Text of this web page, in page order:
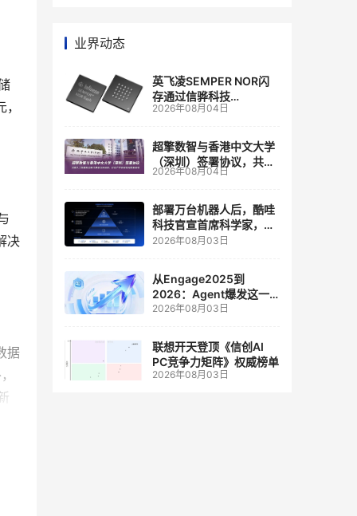
决
据
业界动态
英飞凌SEMPER NOR闪
存通过信骅科技
AST2700 BMC认证，全
管理
2026年08月04日
超擎数智与香港中文大学
（深圳）签署协议，共建
人工智能和边缘计算联合
2026年08月04日
部署万台机器人后，酷哇
科技官宣首席科学家，要
让世界模型交付生产力
2026年08月03日
从Engage2025到
2026：Agent爆发这一
年，AI CRM 走到哪了
2026年08月03日
联想开天登顶《信创AI
PC竞争力矩阵》权威榜单
2026年08月03日